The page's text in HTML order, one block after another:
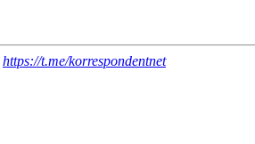
https://t.me/korrespondentnet